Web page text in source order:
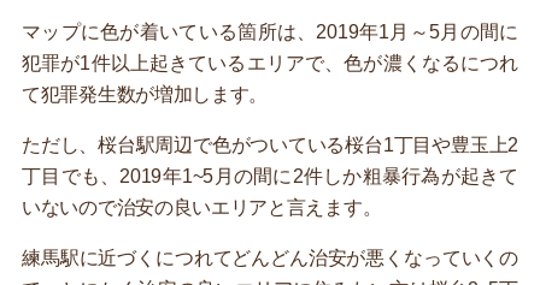
マップに色が着いている箇所は、2019年1月～5月の間に
犯罪が1件以上起きているエリアで、色が濃くなるにつれ
て犯罪発生数が増加します。
ただし、桜台駅周辺で色がついている桜台1丁目や豊玉上2
丁目でも、2019年1~5月の間に2件しか粗暴行為が起きて
いないので治安の良いエリアと言えます。
練馬駅に近づくにつれてどんどん治安が悪くなっていくの